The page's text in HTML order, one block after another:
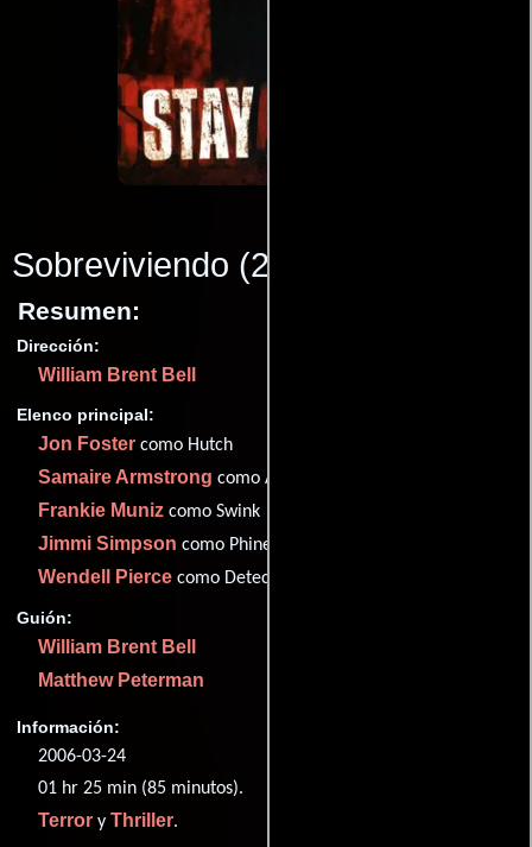
Sobreviviendo (2006)
Resumen:
Dirección:
William Brent Bell
Elenco principal:
Jon Foster como Hutch
Samaire Armstrong como Abigail
Frankie Muniz como Swink
Jimmi Simpson como Phineus
Wendell Pierce como Detective Thibodeaux
Guión:
William Brent Bell
Matthew Peterman
Información:
2006-03-24
01 hr 25 min (85 minutos).
Terror y Thriller.